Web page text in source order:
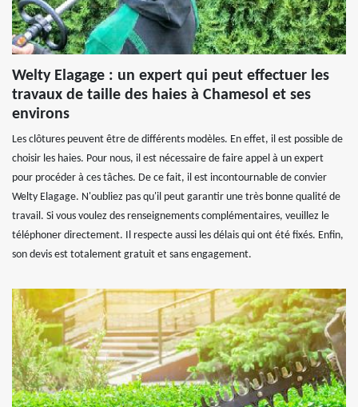
Welty Elagage : un expert qui peut effectuer les
travaux de taille des haies à Chamesol et ses
environs
Les clôtures peuvent être de différents modèles. En effet, il est possible de
choisir les haies. Pour nous, il est nécessaire de faire appel à un expert
pour procéder à ces tâches. De ce fait, il est incontournable de convier
Welty Elagage. N'oubliez pas qu'il peut garantir une très bonne qualité de
travail. Si vous voulez des renseignements complémentaires, veuillez le
téléphoner directement. Il respecte aussi les délais qui ont été fixés. Enfin,
son devis est totalement gratuit et sans engagement.